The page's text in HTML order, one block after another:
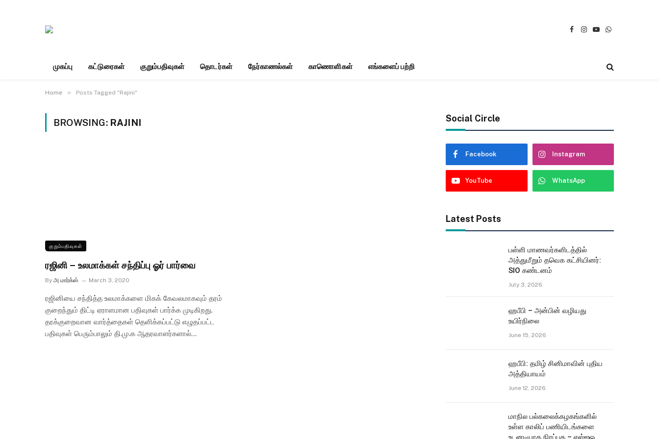
Facebook
Instagram
YouTubeWhatsApp
முகப்பு கட்டுரைகள் குறும்பதிவுகள் தொடர்கள் நேர்காணல்கள் காணொளிகள் எங்களைப் பற்றி
Home » Posts Tagged "Rajini"
BROWSING: RAJINI
குறும்பதிவுகள்
ரஜினி – உலமாக்கள் சந்திப்பு ஓர் பார்வை
By அ மார்க்ஸ் March 3, 2020
ரஜினியை சந்தித்த உலமாக்களை மிகக் கேவலமாகவும் தரம்
குறைந்தும் திட்டி ஏராளமான பதிவுகள் பார்க்க முடிகிறது.
தரக்குறைவான வார்த்தைகள் தெளிக்கப்பட்டு எழுதப்பட்ட
பதிவுகள் பெரும்பாலும் தி.மு.க ஆதரவாளர்களால்…
Social Circle
Facebook Instagram
YouTube WhatsApp
Latest Posts
பள்ளி மாணவர்களிடத்தில்
அத்துமீறும் தவெக கட்சியினர்:
SIO கண்டனம்
July 3, 2026
ஹபீபி – அன்பின் வழியது
உயிர்நிலை
June 15, 2026
ஹபீபி: தமிழ் சினிமாவின் புதிய
அத்தியாயம்
June 12, 2026
மாநில பல்கலைக்கழகங்களில்
உள்ள காலிப் பணியிடங்களை
உடனடியாக நிரப்புக – எஸ்ஐஓ